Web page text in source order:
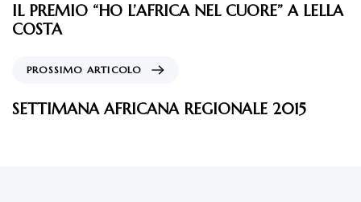
IL PREMIO “HO L’AFRICA NEL CUORE” A LELLA
COSTA
PROSSIMO ARTICOLO
SETTIMANA AFRICANA REGIONALE 2015